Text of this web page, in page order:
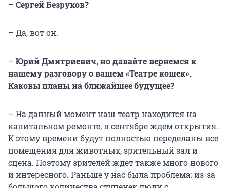
– Сергей Безруков?
– Да, вот он.
– Юрий Дмитриевич, но давайте вернемся к
нашему разговору о вашем «Театре кошек».
Каковы планы на ближайшее будущее?
– На данный момент наш театр находится на
капитальном ремонте, в сентябре ждем открытия.
К этому времени будут полностью переделаны все
помещения для животных, зрительный зал и
сцена. Поэтому зрителей ждет также много нового
и интересного. Раньше у нас была проблема: из-за